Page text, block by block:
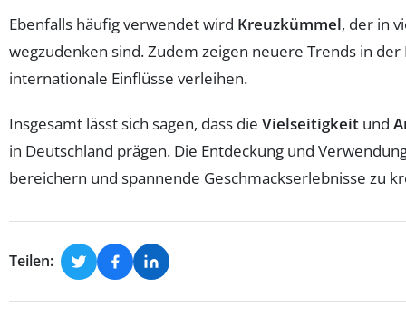
Ebenfalls häufig verwendet wird Kreuzkümmel, der in
wegzudenken sind. Zudem zeigen neuere Trends in
internationale Einflüsse verleihen.
Insgesamt lässt sich sagen, dass die Vielseitigkeit und
in Deutschland prägen. Die Entdeckung und
bereichern und spannende Geschmackserlebnisse zu
Teilen: